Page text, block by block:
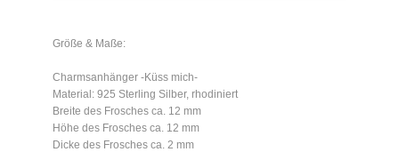
Größe & Maße:
Charmsanhänger -Küss mich-
Material: 925 Sterling Silber, rhodiniert
Breite des Frosches ca. 12 mm
Höhe des Frosches ca. 12 mm
Dicke des Frosches ca. 2 mm